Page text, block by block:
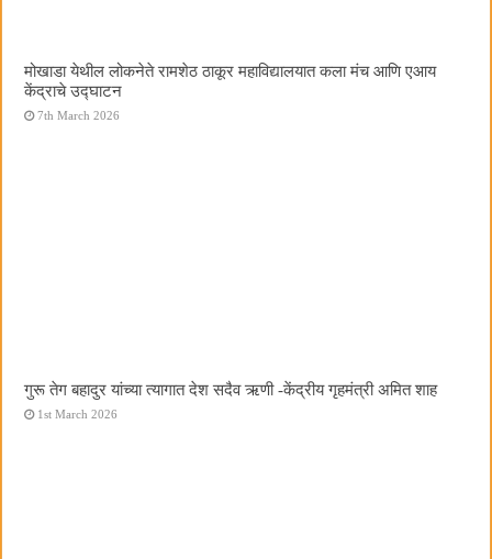
मोखाडा येथील लोकनेते रामशेठ ठाकूर महाविद्यालयात कला मंच आणि एआय
केंद्राचे उद्घाटन
7th March 2026
गुरू तेग बहादुर यांच्या त्यागात देश सदैव ऋणी -केंद्रीय गृहमंत्री अमित शाह
1st March 2026